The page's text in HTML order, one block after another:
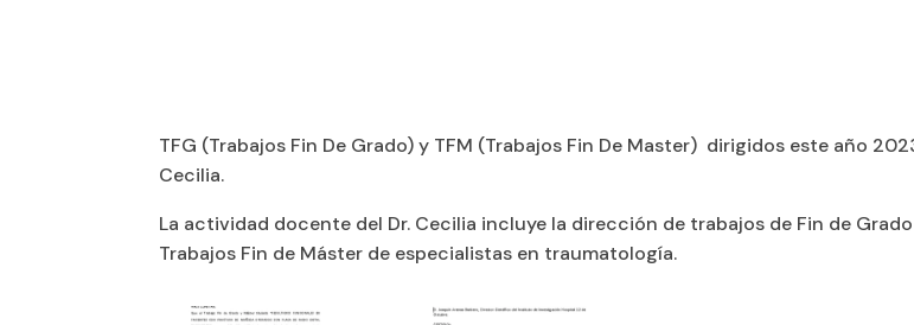
TFG (Trabajos Fin De Grado) y TFM (Trabajos Fin De Master) dirigidos este año
Cecilia.
La actividad docente del Dr. Cecilia incluye la dirección de trabajos de Fin de
Trabajos Fin de Máster de especialistas en traumatología.